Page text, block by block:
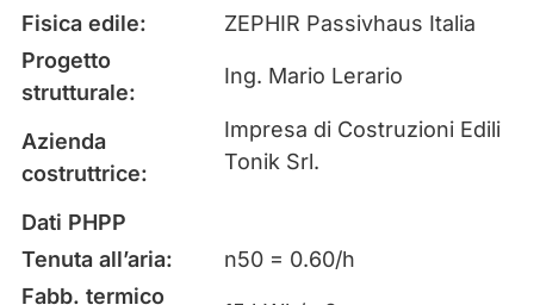
Fisica edile:
ZEPHIR Passivhaus Italia
Progetto
strutturale:
Ing. Mario Lerario
Azienda
costruttrice:
Impresa di Costruzioni Edili
Tonik Srl.
Dati PHPP
Tenuta all’aria:
n50 = 0.60/h
Fabb. termico